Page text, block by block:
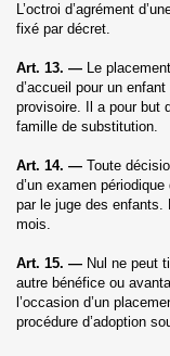
L’octroi d’agrément
fixé par décret.
Art. 13. — Le
d’accueil pour un
provisoire. Il a pour but
famille de substitution.
Art. 14. — Toute
d’un examen
par le juge des
mois.
Art. 15. — Nul ne peut
autre bénéfice ou
l’occasion d’un
procédure d’adoption